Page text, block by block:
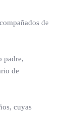
de
padre,
de
cuyas